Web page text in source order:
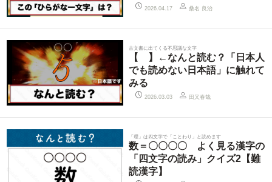
2026.04.17 桑名 良治
古文書に出てくる不思議な文字
【ゟ】←なんと読む？「日本人
でも読めない日本語」に触れて
みる
2026.03.03 田又春哉
「理」は四文字で「ことわり」と読めます
数＝〇〇〇〇 よく見る漢字の
「四文字の読み」クイズ2【難
読漢字】